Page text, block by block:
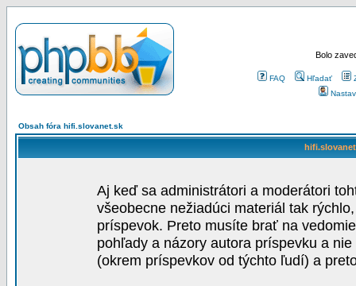
Bolo
FAQ Hľadať
Obsah fóra hifi.slovanet.sk
Aj keď sa administrátori a moderátori
všeobecne nežiadúci materiál tak
príspevok. Preto musíte brať na
pohľady a názory autora príspevku a
(okrem príspevkov od týchto ľudí) a